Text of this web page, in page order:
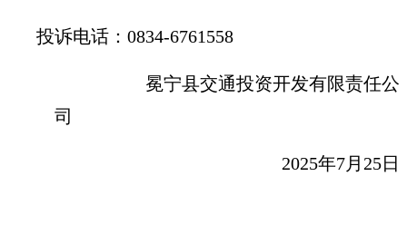
投诉电话：0834-6761558
冕宁县交通投资开发有限责任公
司
2025年7月25日